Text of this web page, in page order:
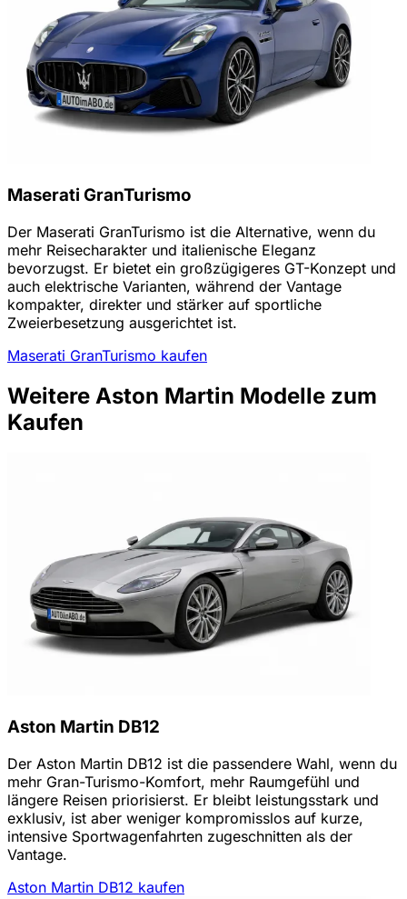
Maserati GranTurismo
Der Maserati GranTurismo ist die Alternative, wenn du
mehr Reisecharakter und italienische Eleganz
bevorzugst. Er bietet ein großzügigeres GT-Konzept und
auch elektrische Varianten, während der Vantage
kompakter, direkter und stärker auf sportliche
Zweierbesetzung ausgerichtet ist.
Maserati GranTurismo kaufen
Weitere Aston Martin Modelle zum
Kaufen
Aston Martin DB12
Der Aston Martin DB12 ist die passendere Wahl, wenn du
mehr Gran-Turismo-Komfort, mehr Raumgefühl und
längere Reisen priorisierst. Er bleibt leistungsstark und
exklusiv, ist aber weniger kompromisslos auf kurze,
intensive Sportwagenfahrten zugeschnitten als der
Vantage.
Aston Martin DB12 kaufen